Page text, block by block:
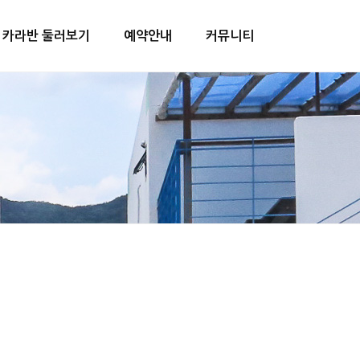
카라반 둘러보기 예약안내 커뮤니티